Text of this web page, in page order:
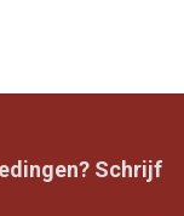
Schrijf